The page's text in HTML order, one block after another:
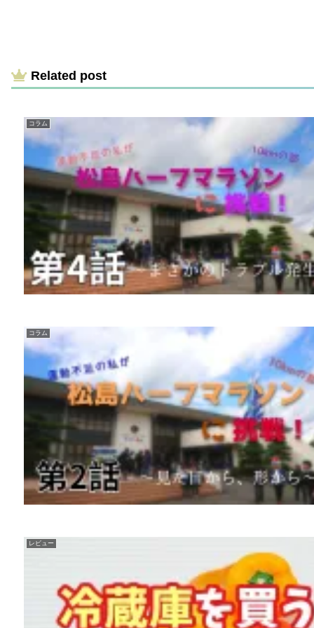
Related post
コラム
コラム
レビュー